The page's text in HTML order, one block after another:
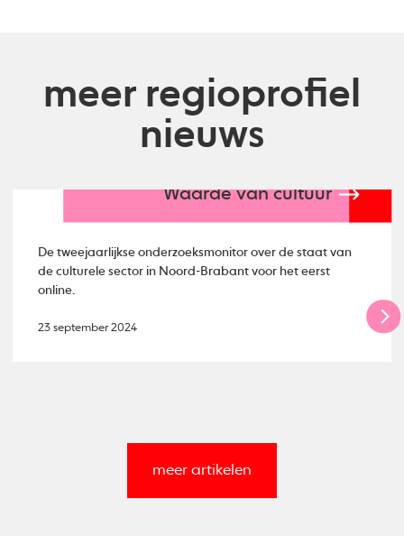
meer regioprofiel
nieuws
Waarde van cultuur
De tweejaarlijkse onderzoeksmonitor over de staat van
de culturele sector in Noord-Brabant voor het eerst
online.
23 september 2024
meer artikelen